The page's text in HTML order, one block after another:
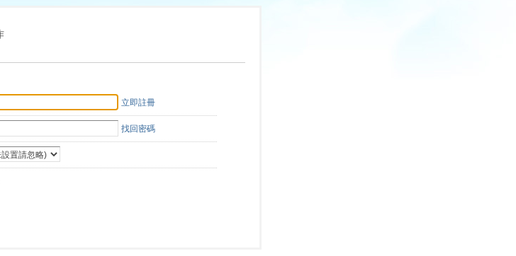
立即註冊
找回密碼